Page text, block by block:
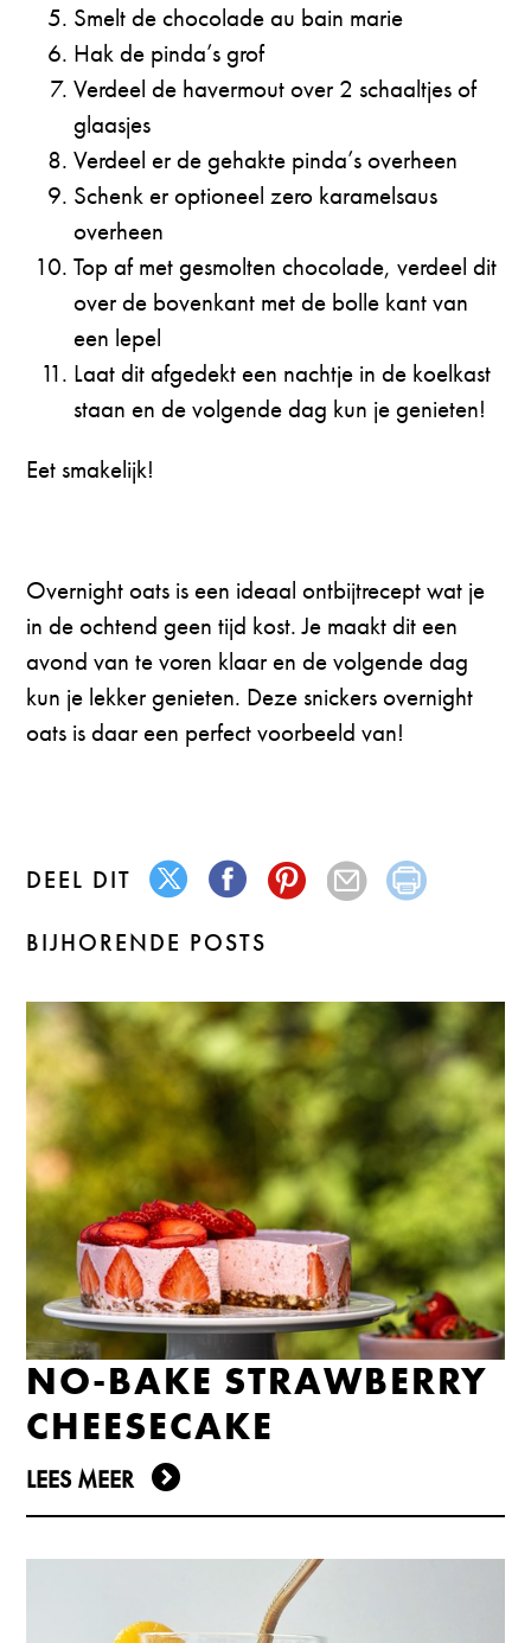
Smelt de chocolade au bain marie
Hak de pinda’s grof
Verdeel de havermout over 2 schaaltjes of
glaasjes
Verdeel er de gehakte pinda’s overheen
Schenk er optioneel zero karamelsaus
overheen
Top af met gesmolten chocolade, verdeel dit
over de bovenkant met de bolle kant van
een lepel
Laat dit afgedekt een nachtje in de koelkast
staan en de volgende dag kun je genieten!
Eet smakelijk!
Overnight oats is een ideaal ontbijtrecept wat je
in de ochtend geen tijd kost. Je maakt dit een
avond van te voren klaar en de volgende dag
kun je lekker genieten. Deze snickers overnight
oats is daar een perfect voorbeeld van!
DEEL DIT
BIJHORENDE POSTS
NO-BAKE STRAWBERRY
CHEESECAKE
LEES MEER